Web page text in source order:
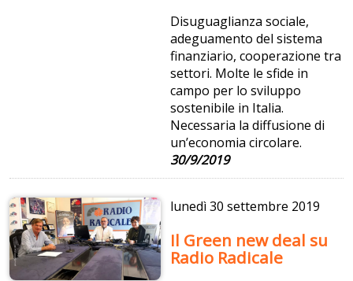
Disuguaglianza sociale,
adeguamento del sistema
finanziario, cooperazione tra
settori. Molte le sfide in
campo per lo sviluppo
sostenibile in Italia.
Necessaria la diffusione di
un’economia circolare.
30/9/2019
lunedì30 settembre 2019
Il Green new deal su
Radio Radicale